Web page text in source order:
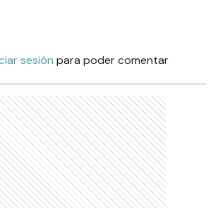
sesión para poder comentar